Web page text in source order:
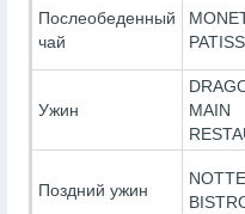
Послеобеденный
чай
Ужин
MAIN
Поздний ужин
NOTTE